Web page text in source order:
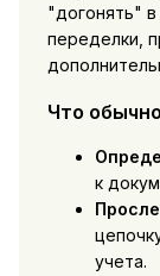
"догонять"
переделки,
Что
к
учета.